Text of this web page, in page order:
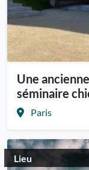
Une
séminaire
Paris
Lieu